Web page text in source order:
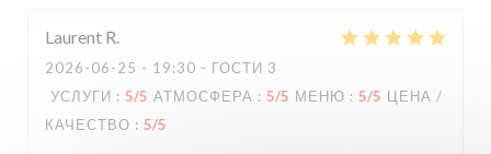
Laurent R
2026-06-25 - 19:30 - ГОСТИ 3
УСЛУГИ : 5/5 АТМОСФЕРА : 5/5 МЕНЮ : 5/5 ЦЕНА /
КАЧЕСТВО : 5/5